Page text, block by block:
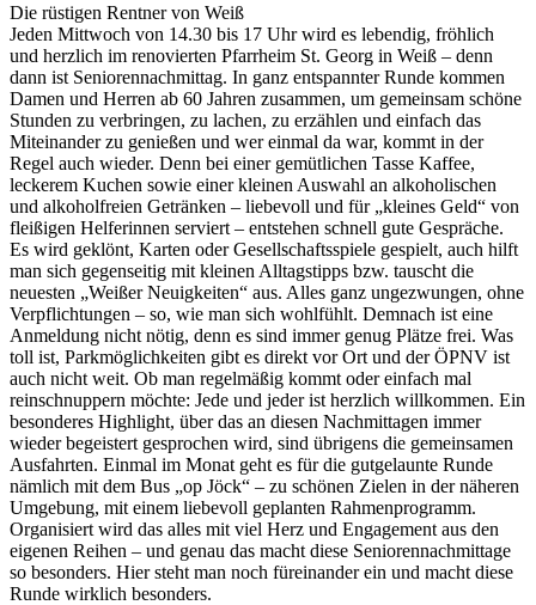
Die rüstigen Rentner von Weiß
Jeden Mittwoch von 14.30 bis 17 Uhr wird es lebendig, fröhlich
und herzlich im renovierten Pfarrheim St. Georg in Weiß – denn
dann ist Seniorennachmittag. In ganz entspannter Runde kommen
Damen und Herren ab 60 Jahren zusammen, um gemeinsam schöne
Stunden zu verbringen, zu lachen, zu erzählen und einfach das
Miteinander zu genießen und wer einmal da war, kommt in der
Regel auch wieder. Denn bei einer gemütlichen Tasse Kaffee,
leckerem Kuchen sowie einer kleinen Auswahl an alkoholischen
und alkoholfreien Getränken – liebevoll und für „kleines Geld“ von
fleißigen Helferinnen serviert – entstehen schnell gute Gespräche.
Es wird geklönt, Karten oder Gesellschaftsspiele gespielt, auch hilft
man sich gegenseitig mit kleinen Alltagstipps bzw. tauscht die
neuesten „Weißer Neuigkeiten“ aus. Alles ganz ungezwungen, ohne
Verpflichtungen – so, wie man sich wohlfühlt. Demnach ist eine
Anmeldung nicht nötig, denn es sind immer genug Plätze frei. Was
toll ist, Parkmöglichkeiten gibt es direkt vor Ort und der ÖPNV ist
auch nicht weit. Ob man regelmäßig kommt oder einfach mal
reinschnuppern möchte: Jede und jeder ist herzlich willkommen. Ein
besonderes Highlight, über das an diesen Nachmittagen immer
wieder begeistert gesprochen wird, sind übrigens die gemeinsamen
Ausfahrten. Einmal im Monat geht es für die gutgelaunte Runde
nämlich mit dem Bus „op Jöck“ – zu schönen Zielen in der näheren
Umgebung, mit einem liebevoll geplanten Rahmenprogramm.
Organisiert wird das alles mit viel Herz und Engagement aus den
eigenen Reihen – und genau das macht diese Seniorennachmittage
so besonders. Hier steht man noch füreinander ein und macht diese
Runde wirklich besonders.